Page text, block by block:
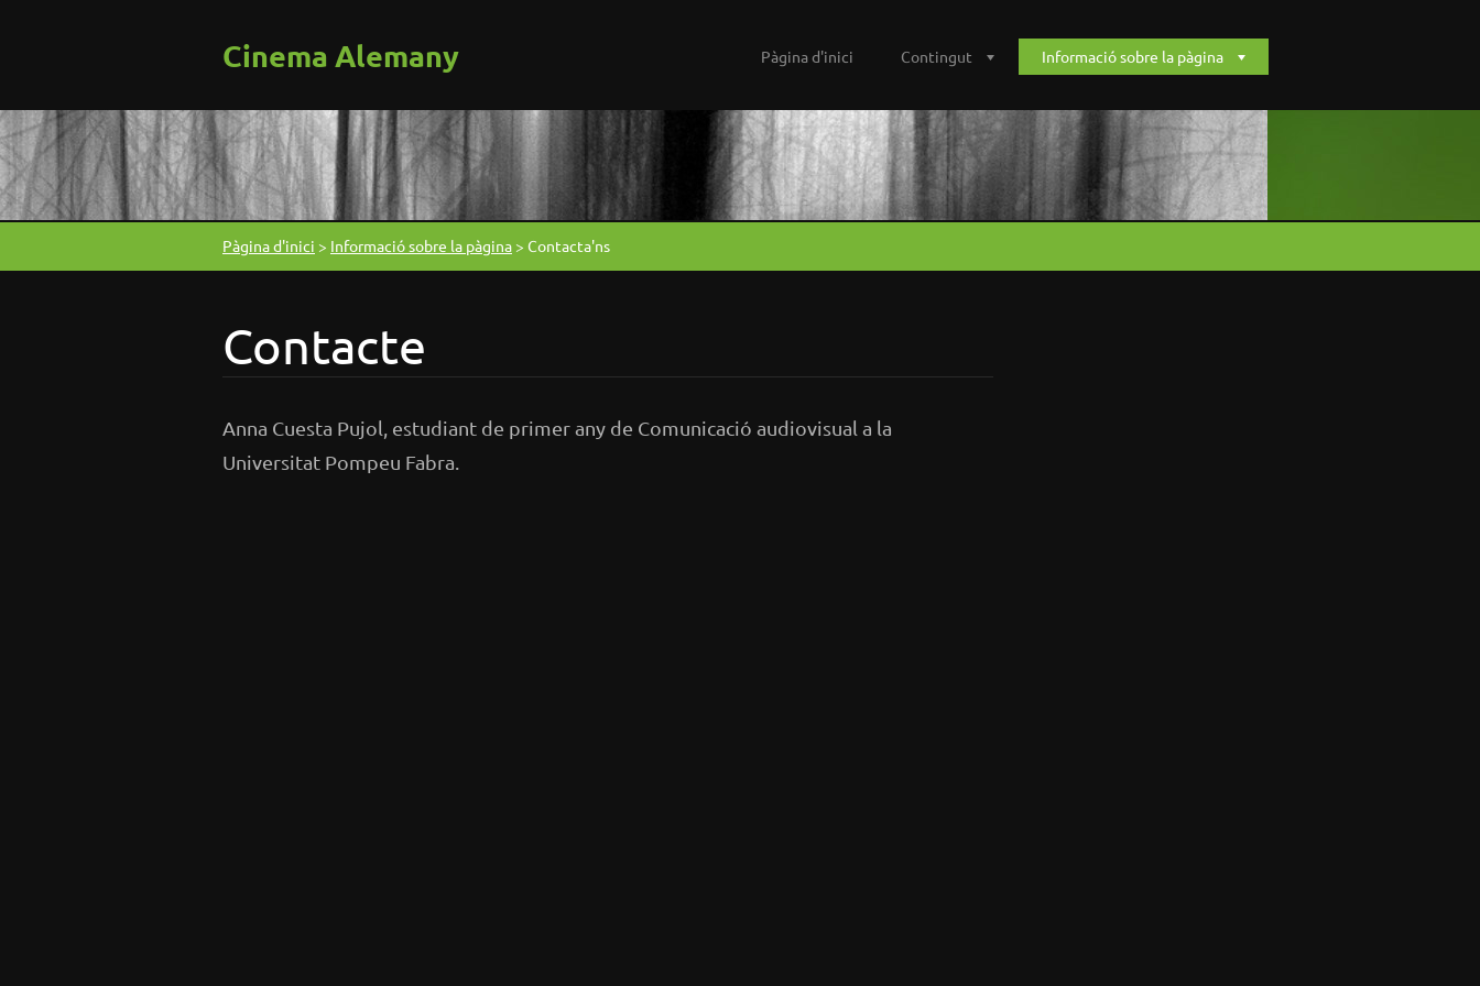
Cinema Alemany Pàgina d'inici Contingut Informació sobre la pàgina
Pàgina d'inici > Informació sobre la pàgina > Contacta'ns
Contacte
Anna Cuesta Pujol, estudiant de primer any de Comunicació audiovisual a la
Universitat Pompeu Fabra.